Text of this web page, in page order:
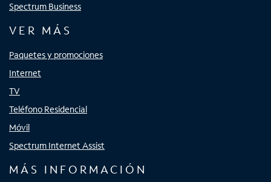
Spectrum Business
VER MÁS
Paquetes y promociones
Internet
TV
Teléfono Residencial
Móvil
Spectrum Internet Assist
MÁS INFORMACIÓN